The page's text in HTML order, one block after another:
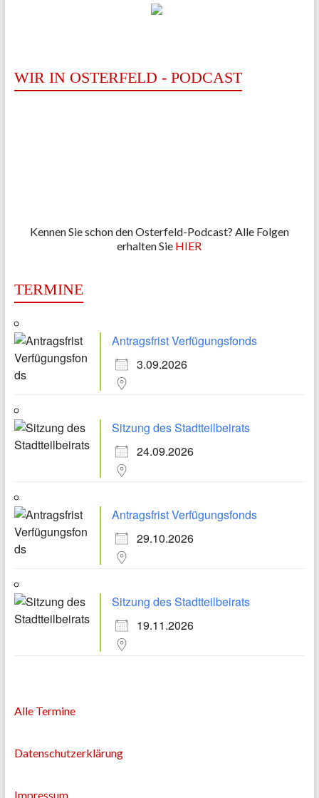
WIR IN OSTERFELD - PODCAST
Kennen Sie schon den Osterfeld-Podcast? Alle Folgen
erhalten Sie HIER
TERMINE
Antragsfrist Verfügungsfonds
3.09.2026
Sitzung des Stadtteilbeirats
24.09.2026
Antragsfrist Verfügungsfonds
29.10.2026
Sitzung des Stadtteilbeirats
19.11.2026
Alle Termine
Datenschutzerklärung
Impressum